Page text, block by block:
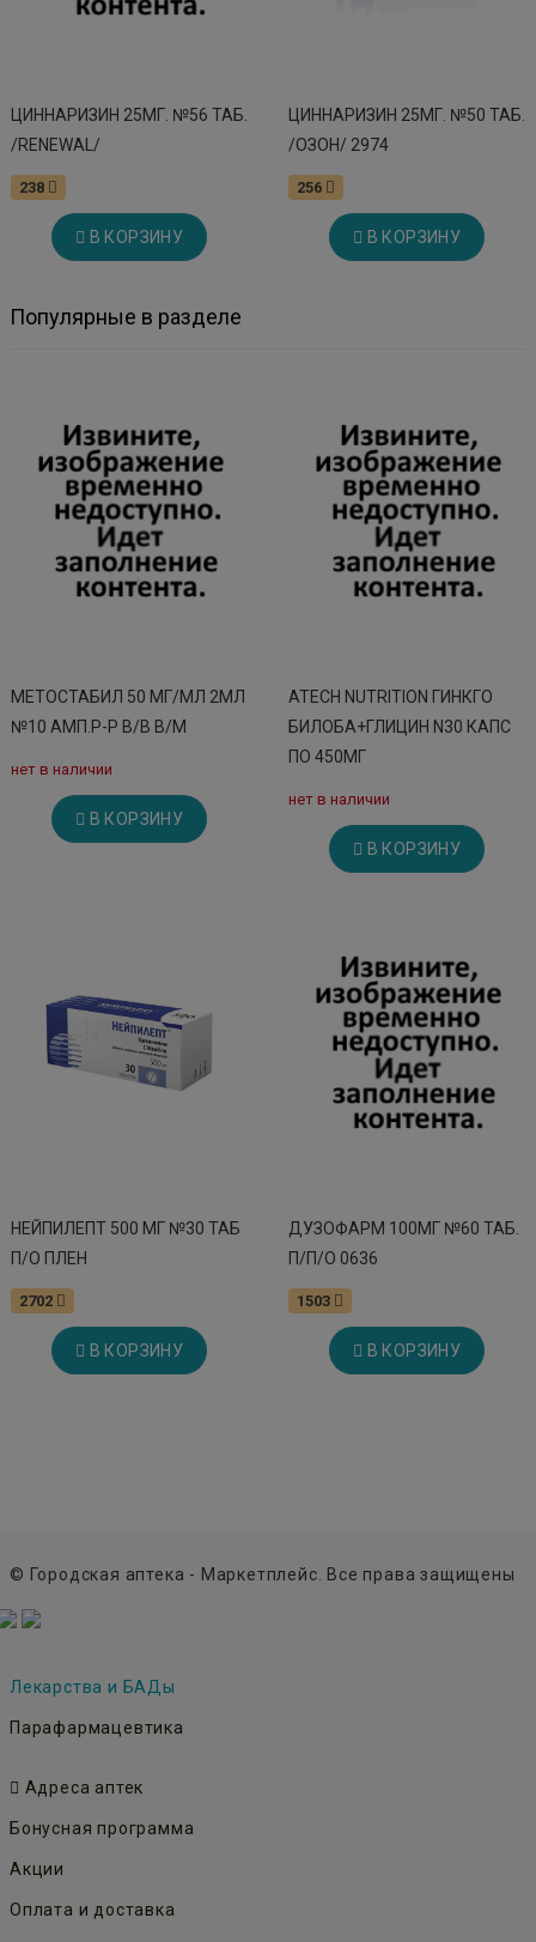
ЦИННАРИЗИН 25МГ. №56 ТАБ.
/RENEWAL/
238
В КОРЗИНУ
ЦИННАРИЗИН 25МГ. №50 ТАБ.
/ОЗОН/ 2974
256
В КОРЗИНУ
Популярные в разделе
МЕТОСТАБИЛ 50 МГ/МЛ 2МЛ
№10 АМП.Р-Р В/В В/М
нет в наличии
В КОРЗИНУ
ATECH NUTRITION ГИНКГО
БИЛОБА+ГЛИЦИН N30 КАПС
ПО 450МГ
нет в наличии
В КОРЗИНУ
НЕЙПИЛЕПТ 500 МГ №30 ТАБ
П/О ПЛЕН
2702
В КОРЗИНУ
ДУЗОФАРМ 100МГ №60 ТАБ.
П/П/О 0636
1503
В КОРЗИНУ
© Городская аптека - Маркетплейс. Все права защищены
Лекарства и БАДы
Парафармацевтика
Адреса аптек
Бонусная программа
Акции
Оплата и доставка